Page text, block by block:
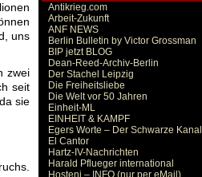
uns
zwei
seit
sie
Antikrieg.com
Arbeit-Zukunft
ANF NEWS
Berlin Bulletin by Victor Grossman
BIP jetzt BLOG
Dean-Reed-Archiv-Berlin
Der Stachel Leipzig
Die Freiheitsliebe
Die Welt vor 50 Jahren
Einheit-ML
EINHEIT & KAMPF
Egers Worte – Der Schwarze Kanal
El Cantor
Hartz-IV-Nachrichten
Harald Pflueger international
Hosteni – INFO (nur per eMail)